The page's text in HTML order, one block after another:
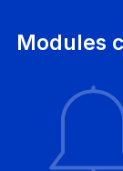
Modules